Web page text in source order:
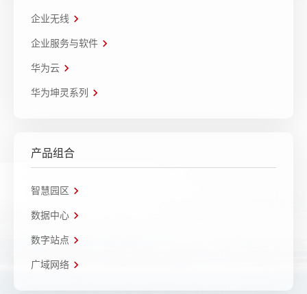
企业无线
企业服务与软件
华为云
华为坤灵系列
产品组合
智慧园区
数据中心
数字站点
广域网络